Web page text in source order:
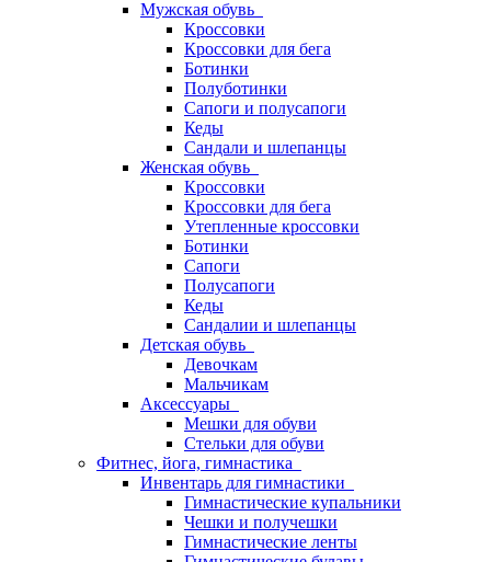
Мужская обувь
Кроссовки
Кроссовки для бега
Ботинки
Полуботинки
Сапоги и полусапоги
Кеды
Сандали и шлепанцы
Женская обувь
Кроссовки
Кроссовки для бега
Утепленные кроссовки
Ботинки
Сапоги
Полусапоги
Кеды
Сандалии и шлепанцы
Детская обувь
Девочкам
Мальчикам
Аксессуары
Мешки для обуви
Стельки для обуви
Фитнес, йога, гимнастика
Инвентарь для гимнастики
Гимнастические купальники
Чешки и получешки
Гимнастические ленты